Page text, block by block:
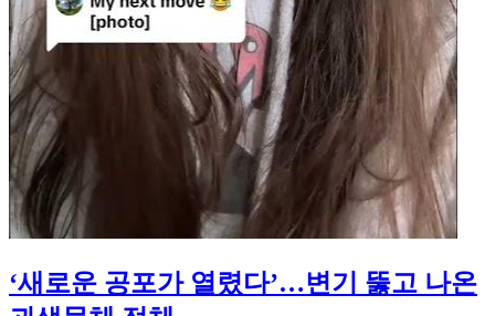
‘새로운 공포가 열렸다’…변기 뚫고 나온